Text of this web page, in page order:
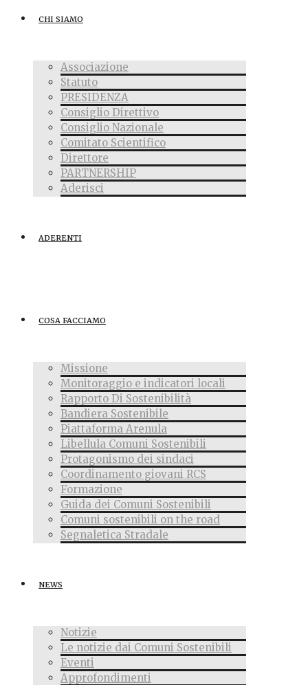
CHI SIAMO
Associazione
Statuto
PRESIDENZA
Consiglio Direttivo
Consiglio Nazionale
Comitato Scientifico
Direttore
PARTNERSHIP
Aderisci
ADERENTI
COSA FACCIAMO
Missione
Monitoraggio e indicatori locali
Rapporto Di Sostenibilità
Bandiera Sostenibile
Piattaforma Arenula
Libellula Comuni Sostenibili
Protagonismo dei sindaci
Coordinamento giovani RCS
Formazione
Guida dei Comuni Sostenibili
Comuni sostenibili on the road
Segnaletica Stradale
NEWS
Notizie
Le notizie dai Comuni Sostenibili
Eventi
Approfondimenti